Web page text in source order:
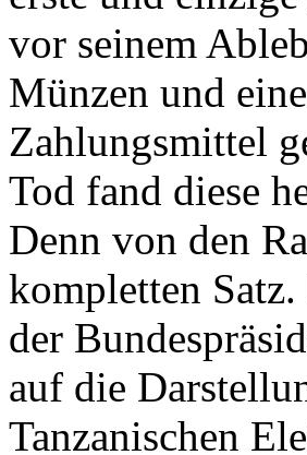
vor seinem
Münzen und
Zahlungsmittel
Tod fand diese
Denn von den
kompletten
der
auf die
Tanzanischen